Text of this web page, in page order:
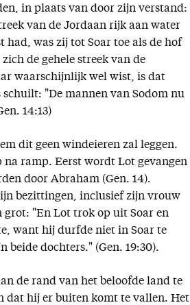
in plaats van door zijn verstand:
van de Jordaan rijk aan water
had, was zij tot Soar toe als de hof
de gehele streek van de
waarschijnlijk wel wist, is dat
"De mannen van Sodom nu
14:13)
dit geen windeieren zal leggen.
ramp. Eerst wordt Lot gevangen
door Abraham (Gen. 14).
bezittingen, inclusief zijn vrouw
grot: "En Lot trok op uit Soar en
want hij durfde niet in Soar te
beide dochters." (Gen. 19:30).
de rand van het beloofde land te
dat hij er buiten komt te vallen. Het